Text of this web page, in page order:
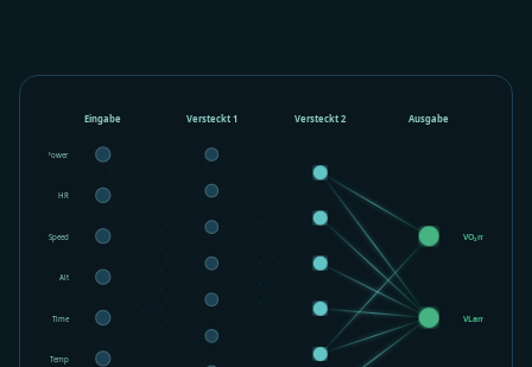
Eingabe Versteckt 1 Versteckt 2 Ausgabe
Power
HR
Speed
Alt
Time
Temp
VO₂max
VLamax